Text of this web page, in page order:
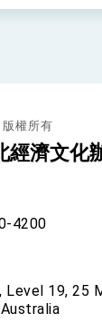
權所有
經濟文化
4200
Level 19, 25